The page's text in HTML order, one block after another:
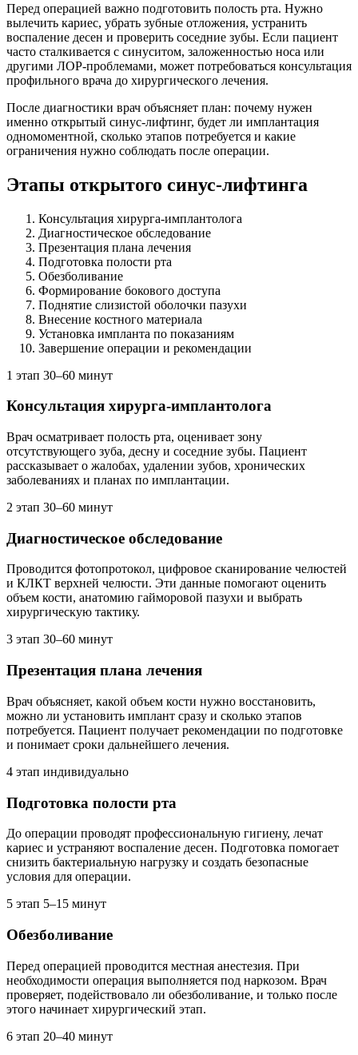
Перед операцией важно подготовить полость рта. Нужно
вылечить кариес, убрать зубные отложения, устранить
воспаление десен и проверить соседние зубы. Если пациент
часто сталкивается с синуситом, заложенностью носа или
другими ЛОР-проблемами, может потребоваться консультация
профильного врача до хирургического лечения.
После диагностики врач объясняет план: почему нужен
именно открытый синус-лифтинг, будет ли имплантация
одномоментной, сколько этапов потребуется и какие
ограничения нужно соблюдать после операции.
Этапы открытого синус-лифтинга
Консультация хирурга-имплантолога
Диагностическое обследование
Презентация плана лечения
Подготовка полости рта
Обезболивание
Формирование бокового доступа
Поднятие слизистой оболочки пазухи
Внесение костного материала
Установка импланта по показаниям
Завершение операции и рекомендации
1 этап 30–60 минут
Консультация хирурга-имплантолога
Врач осматривает полость рта, оценивает зону
отсутствующего зуба, десну и соседние зубы. Пациент
рассказывает о жалобах, удалении зубов, хронических
заболеваниях и планах по имплантации.
2 этап 30–60 минут
Диагностическое обследование
Проводится фотопротокол, цифровое сканирование челюстей
и КЛКТ верхней челюсти. Эти данные помогают оценить
объем кости, анатомию гайморовой пазухи и выбрать
хирургическую тактику.
3 этап 30–60 минут
Презентация плана лечения
Врач объясняет, какой объем кости нужно восстановить,
можно ли установить имплант сразу и сколько этапов
потребуется. Пациент получает рекомендации по подготовке
и понимает сроки дальнейшего лечения.
4 этап индивидуально
Подготовка полости рта
До операции проводят профессиональную гигиену, лечат
кариес и устраняют воспаление десен. Подготовка помогает
снизить бактериальную нагрузку и создать безопасные
условия для операции.
5 этап 5–15 минут
Обезболивание
Перед операцией проводится местная анестезия. При
необходимости операция выполняется под наркозом. Врач
проверяет, подействовало ли обезболивание, и только после
этого начинает хирургический этап.
6 этап 20–40 минут